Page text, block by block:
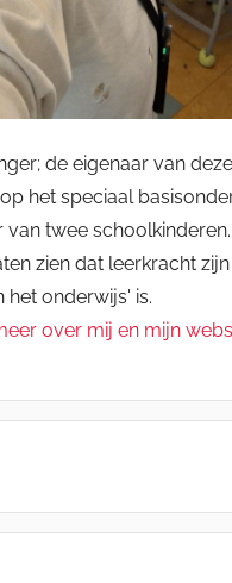
de eigenaar van
het speciaal
van twee
zien dat leerkracht
het onderwijs' is.
over mij en mijn